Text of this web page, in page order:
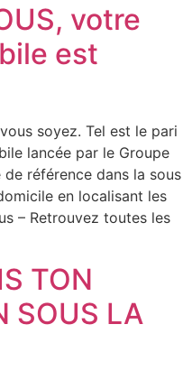
votre
est
soyez. Tel est le pari
lancée par le Groupe
référence dans la sous
en localisant les
– Retrouvez toutes les
TON
SOUS LA